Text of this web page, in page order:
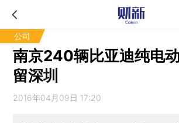
公司
南京240辆比亚迪纯电
留深圳
2016年04月09日 17:20